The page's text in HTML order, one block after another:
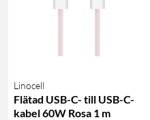
Linocell
Flätad USB-C- till USB-C-
kabel 60W Rosa 1 m